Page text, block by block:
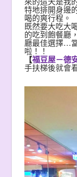
來的這天是我
特地排開身邊
喝的爽行程。
既然要大吃大
的吃到飽餐廳
廳最佳選擇…當
啦！！
【福豆屋－德
手扶梯後就會